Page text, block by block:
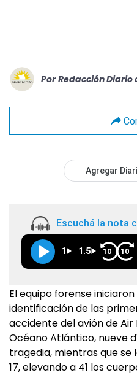
Por Redacción Diario
Agregar
Escuchá la nota
1 1.5 10 10
El equipo forense
identificación de las
accidente del avión de
Océano Atlántico, nueve
tragedia, mientras que
17, elevando a 41 los